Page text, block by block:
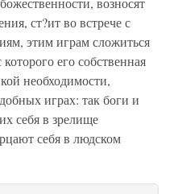
ст?ит во встрече с
этим играм сложиться
его собственная
необходимости,
играх: так боги и
себя в зрелище
себя в людском